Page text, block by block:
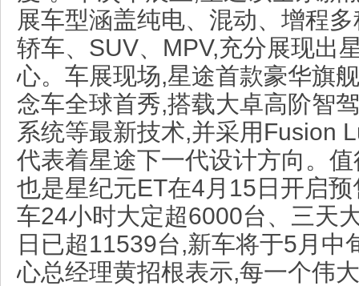
展车型涵盖纯电、混动、增程
轿车、SUV、MPV,充分展现出
心。车展现场,星途首款豪华旗
念车全球首秀,搭载大卓高阶智
系统等最新技术,并采用Fusion
代表着星途下一代设计方向。
也是星纪元ET在4月15日开启
车24小时大定超6000台、三天
日已超11539台,新车将于5月中
心总经理黄招根表示,每一个伟